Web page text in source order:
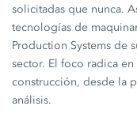
solicitadas que nunca.
tecnologías de
Production Systems de
sector. El foco radica
construcción, desde la
análisis.